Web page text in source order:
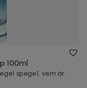
100ml
spegel, vem är